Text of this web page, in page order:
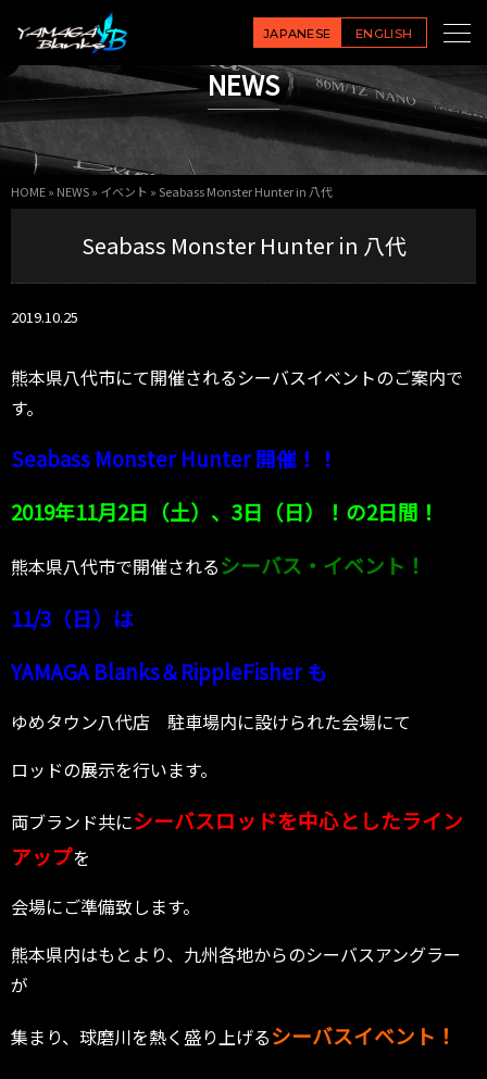
JAPANESE ENGLISH
NEWS
HOME» NEWS» イベント »Seabass Monster Hunter in 八代
Seabass Monster Hunter in 八代
2019.10.25
熊本県八代市にて開催されるシーバスイベントのご案内で
す。
Seabass Monster Hunter 開催！！
2019年11月2日（土）、3日（日）！の2日間！
熊本県八代市で開催されるシーバス・イベント！
11/3（日）は
YAMAGA Blanks＆RippleFisher も
ゆめタウン八代店 駐車場内に設けられた会場にて
ロッドの展示を行います。
両ブランド共にシーバスロッドを中心としたライン
アップを
会場にご準備致します。
熊本県内はもとより、九州各地からのシーバスアングラー
が
集まり、球磨川を熱く盛り上げるシーバスイベント！